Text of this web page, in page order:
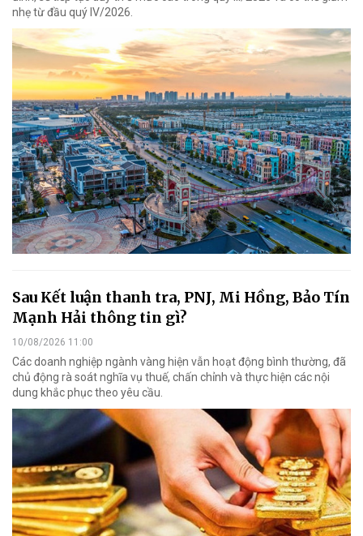
nhẹ từ đầu quý IV/2026.
Sau Kết luận thanh tra, PNJ, Mi Hồng, Bảo Tín
Mạnh Hải thông tin gì?
10/08/2026 11:00
Các doanh nghiệp ngành vàng hiện vẫn hoạt động bình thường, đã
chủ động rà soát nghĩa vụ thuế, chấn chỉnh và thực hiện các nội
dung khắc phục theo yêu cầu.